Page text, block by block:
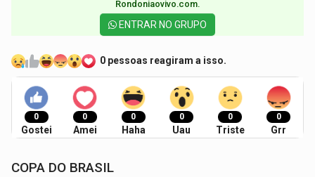
Rondoniaovivo.com.​
ENTRAR NO GRUPO
0 pessoas reagiram a isso.
0
Gostei
0
Amei
0
Haha
0
Uau
0
Triste
0
Grr
COPA DO BRASIL